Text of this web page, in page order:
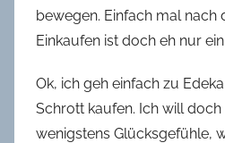
bewegen. Einfach mal nach
Einkaufen ist doch eh nur
Ok, ich geh einfach zu
Schrott kaufen. Ich will
wenigstens Glücksgefühle,